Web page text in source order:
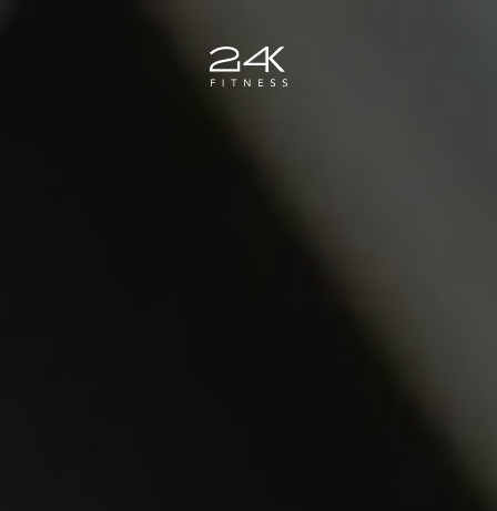
Zum Hauptinhalt springen